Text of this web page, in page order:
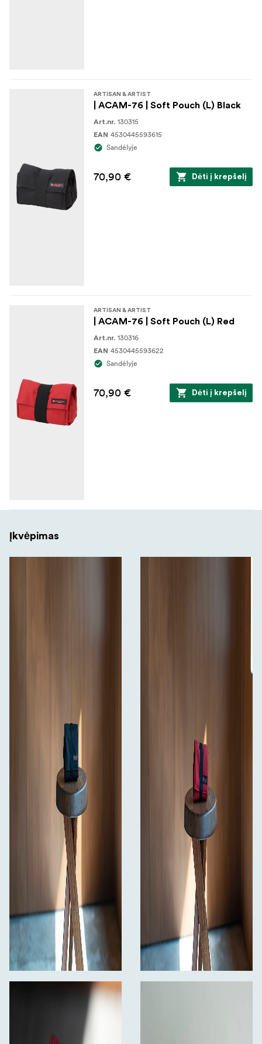
ARTISAN & ARTIST
| ACAM-76 | Soft Pouch (L) Black
Art.nr. 130315
EAN 4530445593615
Sandėlyje
70,90 € Dėti į krepšelį
ARTISAN & ARTIST
| ACAM-76 | Soft Pouch (L) Red
Art.nr. 130316
EAN 4530445593622
Sandėlyje
70,90 € Dėti į krepšelį
Įkvėpimas